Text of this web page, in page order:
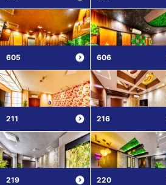
605 606
211 216
219 220